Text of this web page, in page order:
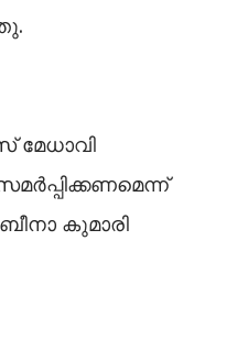
മേധാവി
കുമാരി